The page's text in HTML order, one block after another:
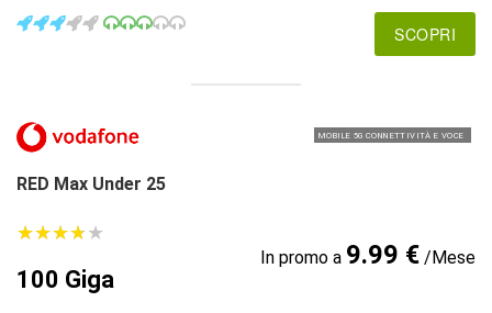
SCOPRI
MOBILE 5G CONNETTIVITÀ E VOCE
RED Max Under 25
★★★★★
★★★★★
100 Giga
In promo a 9.99 €/Mese